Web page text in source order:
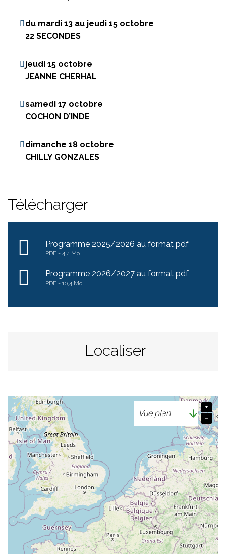
du mardi 13 au jeudi 15 octobre
22 SECONDES
jeudi 15 octobre
JEANNE CHERHAL
samedi 17 octobre
COCHON D’INDE
dimanche 18 octobre
CHILLY GONZALES
Télécharger
Programme 2025/2026 au format pdf
PDF 4,4 Mo
Programme 2026/2027 au format pdf
PDF 10,4 Mo
Localiser
+
−